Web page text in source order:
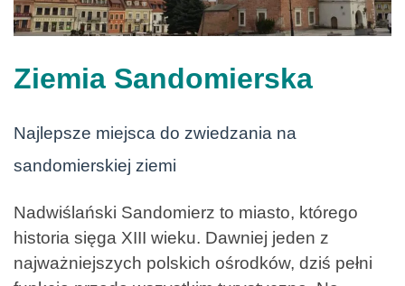
Ziemia Sandomierska
Najlepsze miejsca do zwiedzania na
sandomierskiej ziemi
Nadwiślański Sandomierz to miasto, którego
historia sięga XIII wieku. Dawniej jeden z
najważniejszych polskich ośrodków, dziś pełni